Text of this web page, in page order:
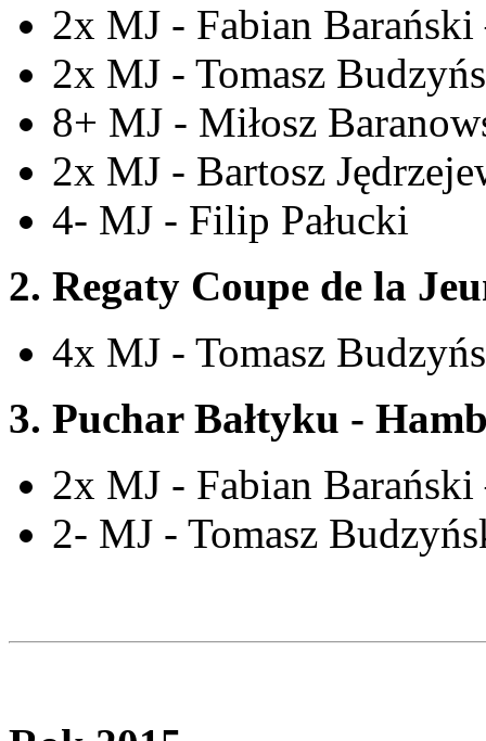
2x MJ - Fabian Barański
2x MJ - Tomasz
8+ MJ - Miłosz
2x MJ - Bartosz
4- MJ - Filip Pałucki
2. Regaty Coupe de la
4x MJ - Tomasz
3. Puchar Bałtyku -
2x MJ - Fabian Barański
2- MJ - Tomasz